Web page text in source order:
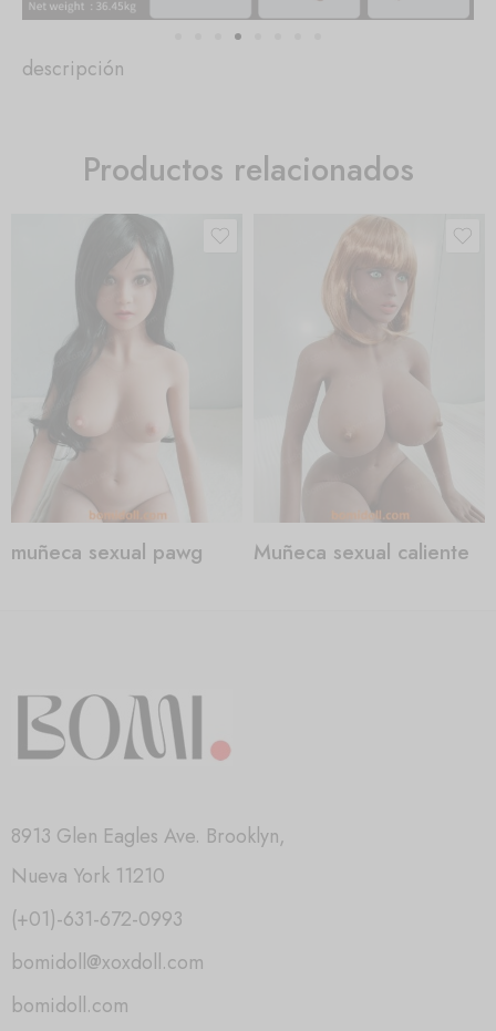
descripción
Productos relacionados
muñeca sexual pawg Muñeca sexual caliente
8913 Glen Eagles Ave. Brooklyn,
Nueva York 11210
(+01)-631-672-0993
bomidoll@xoxdoll.com
bomidoll.com